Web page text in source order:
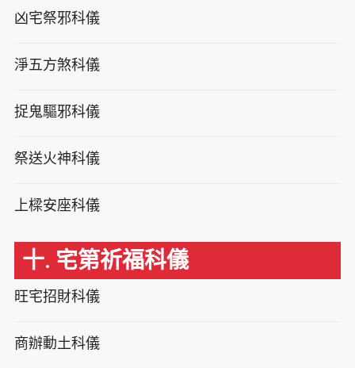
凶宅祭邪科儀
淨五方煞科儀
捉鬼驅邪科儀
祭送火神科儀
上樑安座科儀
十. 宅第祈福科儀
旺宅招財科儀
商辦動土科儀